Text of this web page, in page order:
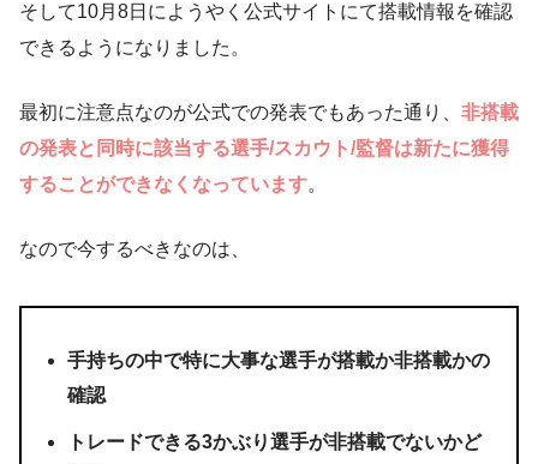
そして10月8日にようやく公式サイトにて搭載情報を確認
できるようになりました。
最初に注意点なのが公式での発表でもあった通り、 非搭載
の発表と同時に該当する選手/スカウト/監督は新たに獲得
することができなくなっています。
なので今するべきなのは、
手持ちの中で特に大事な選手が搭載か非搭載かの
確認
トレードできる3かぶり選手が非搭載でないかど